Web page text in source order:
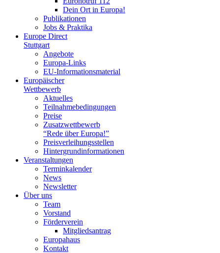
Dein Ort in Europa!
Publikationen
Jobs & Praktika
Europe Direct
Stuttgart
Angebote
Europa-Links
EU-Informationsmaterial
Europäischer
Wettbewerb
Aktuelles
Teilnahme­bedingungen
Preise
Zusatzwettbewerb
“Rede über Europa!”
Preisverleihungsstellen
Hintergrundinformationen
Veranstaltungen
Terminkalender
News
Newsletter
Über uns
Team
Vorstand
Förderverein
Mitgliedsantrag
Europahaus
Kontakt